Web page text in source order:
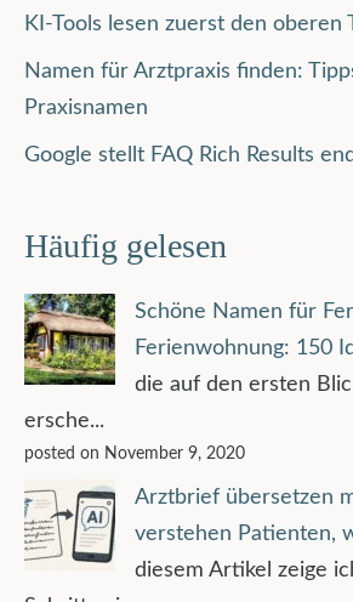
KI-Tools lesen zuerst den oberen
Namen für Arztpraxis finden:
Praxisnamen
Google stellt FAQ Rich Results
Häufig gelesen
Schöne Namen für
Ferienwohnung: 150
die auf den ersten
ersche...
posted on November 9, 2020
Arztbrief übersetzen
verstehen Patienten,
diesem Artikel zeige